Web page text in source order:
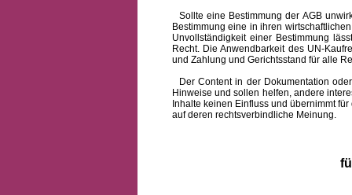
Sollte eine Bestimmung der AGB
Bestimmung eine in ihren
Unvollständigkeit einer Bestimmung
Recht. Die Anwendbarkeit des UN-
und Zahlung und Gerichtsstand für alle
Der Content in der Dokumentation oder
Hinweise und sollen helfen, andere
Inhalte keinen Einfluss und übernimmt
auf deren rechtsverbindliche Meinung.